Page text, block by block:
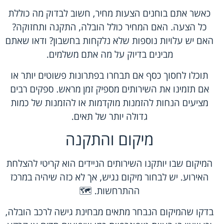
כאשר אתם בוחנים הצעות מחיר, חשוב לבדוק מה כוללת
כל הצעה. האם המחיר כולל הובלה, התקנה ותחזוקה?
האם יש עלויות נוספות שלא נלקחות בחשבון? ודאו שאתם
מבינים בדיוק על מה אתם משלמים.
תוכלו לחסוך כסף אם תבחרו בפתרונות פשוטים יותר או
אם תזמינו את השירותים מספיק זמן מראש. ספקים רבים
מציעים הנחות להזמנות מוקדמות או להזמנות של כמות
גדולה יותר של תאים.
מיקום והתקנה
המיקום שבו יותקנו השירותים הניידים הוא קריטי להצלחת
האירוע. יש לבחור מיקום נגיש, אך לא כזה שיהיה במרכז
ההתרחשות. 🗺️
בדקו שהמיקום הנבחר מתאים מבחינת גישה לרכב הובלה,